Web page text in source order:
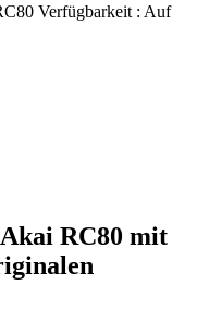
Verfügbarkeit : Auf
Akai RC80 mit